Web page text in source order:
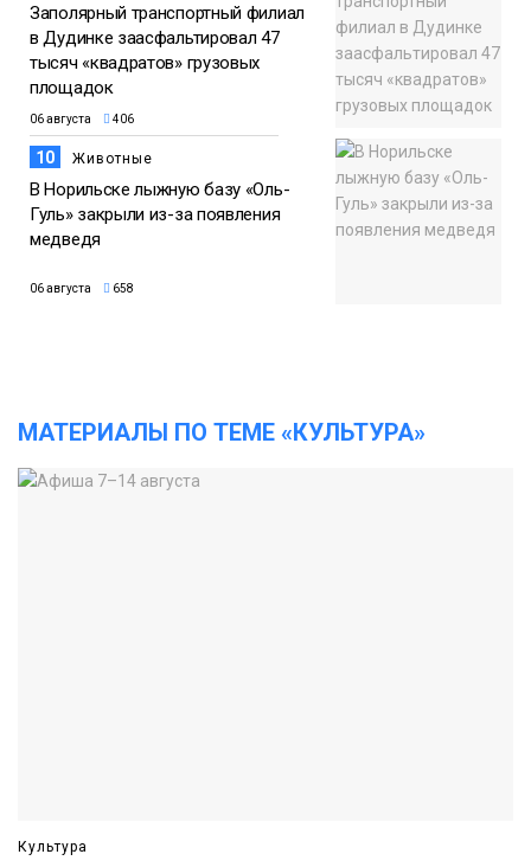
Заполярный транспортный филиал
в Дудинке заасфальтировал 47
тысяч «квадратов» грузовых
площадок
06 августа 406
10 Животные
В Норильске лыжную базу «Оль-
Гуль» закрыли из-за появления
медведя
06 августа 658
МАТЕРИАЛЫ ПО ТЕМЕ «КУЛЬТУРА»
Культура